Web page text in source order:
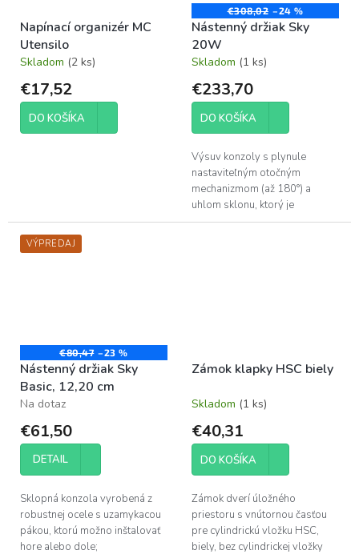
Napínací organizér MC
Utensilo
Skladom (2 ks)
€17,52
DO KOŠÍKA
€308,02 –24 %
Nástenný držiak Sky
20W
Skladom (1 ks)
€233,70
DO KOŠÍKA
Výsuv konzoly s plynule
nastaviteľným otočným
mechanizmom (až 180°) a
uhlom sklonu, ktorý je
nastaviteľný o ±10°. Držiak je
VÝPREDAJ
€80,47 –23 %
Nástenný držiak Sky
Basic, 12,20 cm
Na dotaz
€61,50
DETAIL
Sklopná konzola vyrobená z
robustnej ocele s uzamykacou
pákou, ktorú možno inštalovať
hore alebo dole;
Zámok klapky HSC biely
Skladom (1 ks)
€40,31
DO KOŠÍKA
Zámok dverí úložného
priestoru s vnútornou časťou
pre cylindrickú vložku HSC,
biely, bez cylindrickej vložky